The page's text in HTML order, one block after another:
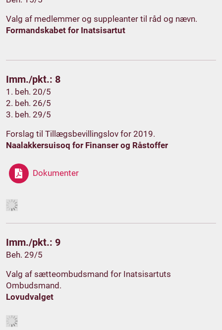
Valg af medlemmer og suppleanter til råd og nævn.
Formandskabet for Inatsisartut
Imm./pkt.: 8
1. beh. 20/5
2. beh. 26/5
3. beh. 29/5
Forslag til Tillægsbevillingslov for 2019.
Naalakkersuisoq for Finanser og Råstoffer
Dokumenter
Imm./pkt.: 9
Beh. 29/5
Valg af sætteombudsmand for Inatsisartuts
Ombudsmand.
Lovudvalget